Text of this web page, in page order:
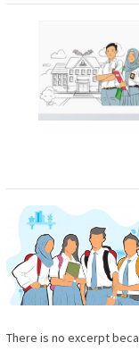
There is no excerpt